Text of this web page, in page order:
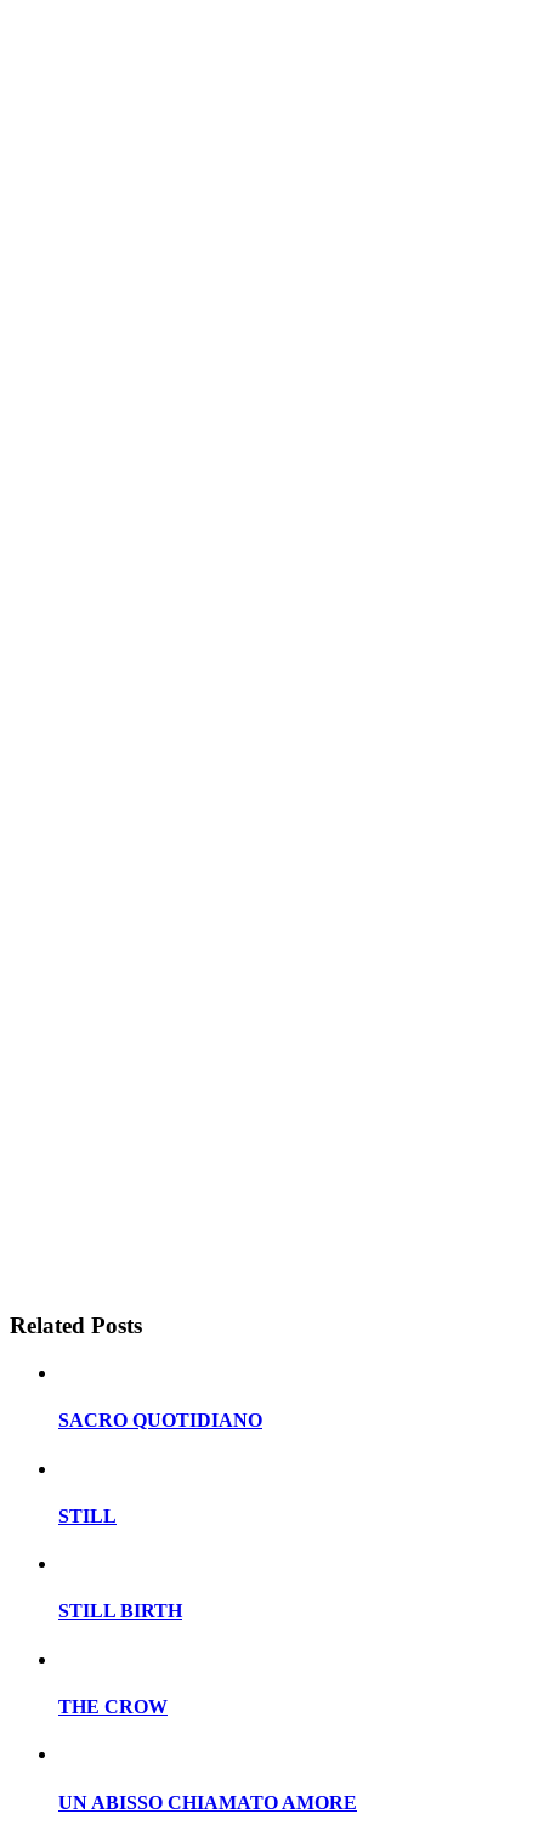
Related Posts
SACRO QUOTIDIANO
STILL
STILL BIRTH
THE CROW
UN ABISSO CHIAMATO AMORE